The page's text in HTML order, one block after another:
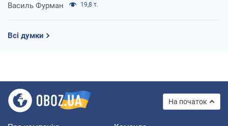
Василь Фурман 19,8 т.
Всі думки
На початок